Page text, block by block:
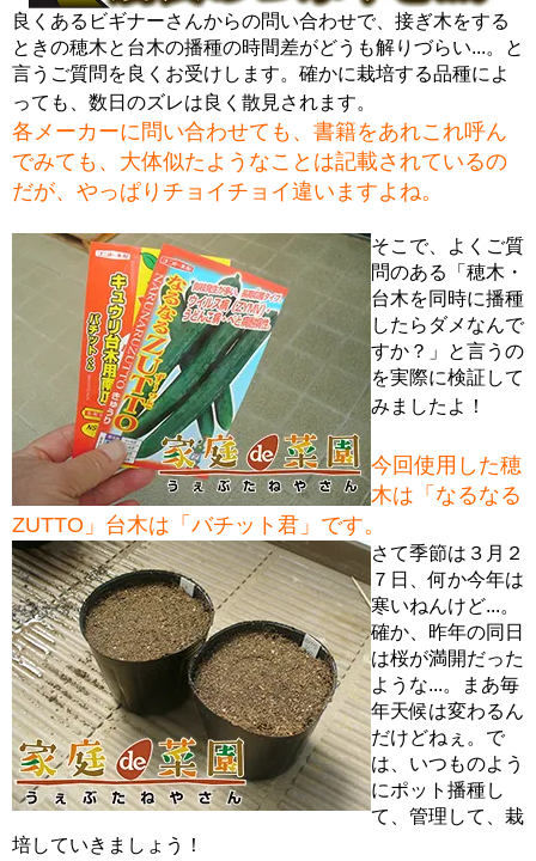
良くあるビギナーさんからの問い合わせで、接ぎ木をする
ときの穂木と台木の播種の時間差がどうも解りづらい...。と
言うご質問を良くお受けします。確かに栽培する品種によ
っても、数日のズレは良く散見されます。
各メーカーに問い合わせても、書籍をあれこれ呼ん
でみても、大体似たようなことは記載されているの
だが、やっぱりチョイチョイ違いますよね。
そこで、よくご質
問のある「穂木・
台木を同時に播種
したらダメなんで
すか？」と言うの
を実際に検証して
みましたよ！
今回使用した穂
木は「なるなる
ZUTTO」台木は「バチット君」です。
さて季節は３月２
７日、何か今年は
寒いねんけど...。
確か、昨年の同日
は桜が満開だった
ような...。まあ毎
年天候は変わるん
だけどねぇ。で
は、いつものよう
にポット播種し
て、管理して、栽
培していきましょう！